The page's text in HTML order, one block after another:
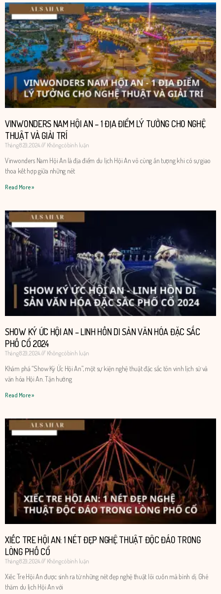
VINWONDERS NAM HỘI AN – 1 ĐỊA ĐIỂM LÝ TƯỞNG CHO NGHỆ
THUẬT VÀ GIẢI TRÍ
Tháng 8 29, 2024 Không có bình luận
Vinwonders Nam Hội An là địa điểm du lịch Hội An vô cùng ấn tượng khi có sự giao
thoa kết hợp giữa những nét
Read More »
SHOW KÝ ỨC HỘI AN – LINH HỒN DI SẢN VĂN HÓA ĐẶC SẮC
PHỐ CỔ 2024
Tháng 8 29, 2024 Không có bình luận
Khám phá “Show Ký Ức Hội An”, một sự kiện nghệ thuật đặc sắc tôn vinh lịch sử và
văn hóa Hội An. Tận hưởng
Read More »
XIẾC TRE HỘI AN: 1 NÉT ĐẸP NGHỆ THUẬT ĐỘC ĐÁO TRONG
LÒNG PHỐ CỔ
Tháng 8 29, 2024 Không có bình luận
Xiếc Tre Hội An được sinh ra từ những nét đẹp nghệ thuật lôi cuốn mà bình dị. Ghé
thăm du lịch Hội An với